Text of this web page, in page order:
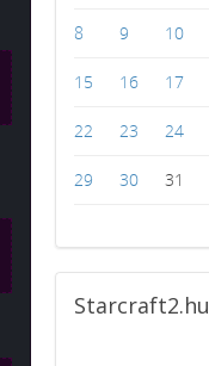
8 9 10
15 16 17
22 23 24
29 30 31
Starcraft2.hu